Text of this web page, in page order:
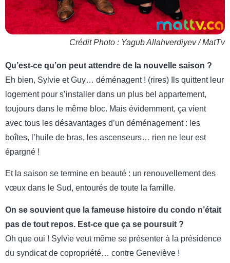
Crédit Photo : Yagub Allahverdiyev / MatTv
Qu’est-ce qu’on peut attendre de la nouvelle saison ?
Eh bien, Sylvie et Guy… déménagent ! (rires) Ils quittent leur
logement pour s’installer dans un plus bel appartement,
toujours dans le même bloc. Mais évidemment, ça vient
avec tous les désavantages d’un déménagement : les
boîtes, l’huile de bras, les ascenseurs… rien ne leur est
épargné !
Et la saison se termine en beauté : un renouvellement des
vœux dans le Sud, entourés de toute la famille.
On se souvient que la fameuse histoire du condo n’était
pas de tout repos. Est-ce que ça se poursuit ?
Oh que oui ! Sylvie veut même se présenter à la présidence
du syndicat de copropriété… contre Geneviève !